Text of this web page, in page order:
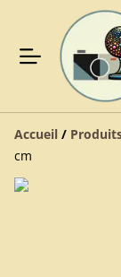
Accueil /
cm